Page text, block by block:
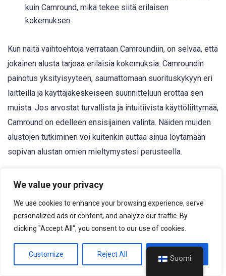
We value your privacy
We use cookies to enhance your browsing experience, serve
personalized ads or content, and analyze our traffic. By
clicking "Accept All", you consent to our use of cookies.
Customize Reject All Accept All
kuin Camround, mikä tekee siitä erilaisen
kokemuksen.
Kun näitä vaihtoehtoja verrataan Camroundiin, on selvää, että
jokainen alusta tarjoaa erilaisia kokemuksia. Camroundin
painotus yksityisyyteen, saumattomaan suorituskykyyn eri
laitteilla ja käyttäjäkeskeiseen suunnitteluun erottaa sen
muista. Jos arvostat turvallista ja intuitiivista käyttöliittymää,
Camround on edelleen ensisijainen valinta. Näiden muiden
alustojen tutkiminen voi kuitenkin auttaa sinua löytämään
sopivan alustan omien mieltymystesi perusteella.
Lopullinen tuomio
Camround tuo virkistävän lähestymistavan online-
videokeskusteluun keskittyen yksinkertaisuuteen,
yksityisyyteen ja saumattomaan suorituskykyyn. Etsitpä
sitten tapaamaan uusia ihmisiä tai vain nauttimaan
satunnaisista keskusteluista, se tarjoaa turvallisen ja
Suomi